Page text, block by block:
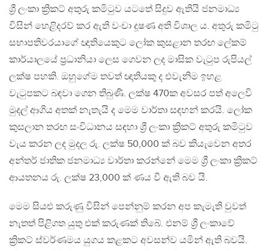
ශ්‍රී ලංකා ක්‍රිකට් අතුරු කමිටුව යටතේ සිදුව ඇතියි ජනමාධ්‍ය
විසින් හෙළිදරව් කර ඇති වංචා දූෂණ අති විශාල ය. අතුරු කමිටු
සභාපතිවරයාගේ ඥාතියෙකුට ලෝක කුසළාන තරඟ ලේකම්
කාර්යාලයේ ප්‍රධානියා ලෙස ගෙවන ලද මාසික වැටුප රුපියල්
ලක්ෂ පහකි. ඔහුගේම තවත් ඥාතියකු ද එවැනිම ඉහළ
වැටුපකට බඳවා ගෙන තිබුණි. ලක්ෂ 470ක අවසර පත් අලෙවි
මුදල් ආගිය අතක් නැතැයි ද මෙම වාර්තා සඳහන් කරයි. ලෝක
කුසලාන තරඟ සංවිධානය සඳහා ශ්‍රී ලංකා ක්‍රිකට් අතුරු කමිටුව
වැය කරන ලද මුදල රු. ලක්ෂ 50,000 ක් බව කියැවෙන අතර
අන්තර් ජාතික ජනමාධ්‍ය වාර්තා කරන්නේ මෙම ශ්‍රී ලංකා ක්‍රිකට්
ආයතනය රු. ලක්ෂ 23,000 ක් ණය වී ඇති බව යි.
මෙම සියළු කරුණු විසින් පෙන්නුම් කරන අප කැමැති වුවත්
නැතත් පිළිගත යුතු එක් කරුණක් තිබේ. එනම් ශ්‍රී ලංකාවේ
ක්‍රිකට් ස්වර්ණමය යුගය කළකට අවසන්ව යමින් ඇති බවයි.